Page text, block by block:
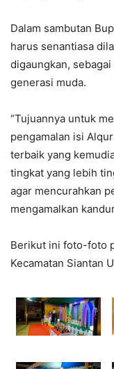
Dalam sambutan
harus senantiasa
digaungkan,
generasi muda.
“Tujuannya untuk
pengamalan isi
terbaik yang
tingkat yang lebih
agar mencurahkan
mengamalkan
Berikut ini foto-foto
Kecamatan Siantan